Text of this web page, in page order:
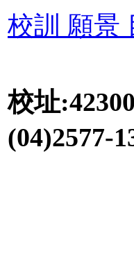
校訓 願景
校址
(04)2577-